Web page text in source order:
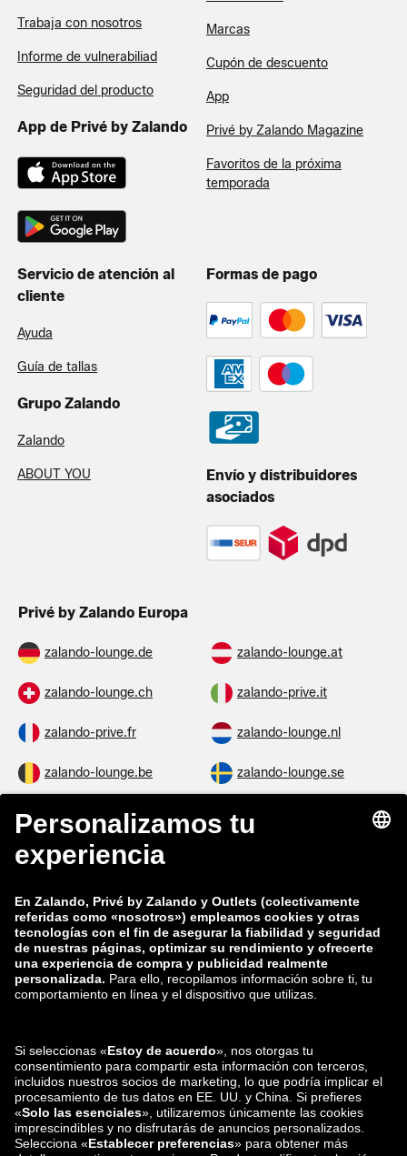
Trabaja con nosotros
Informe de vulnerabiliad
Seguridad del producto
App de Privé by Zalando
Marcas
Cupón de descuento
App
Privé by Zalando Magazine
Favoritos de la próxima
temporada
Servicio de atención al
cliente
Ayuda
Guía de tallas
Grupo Zalando
Zalando
ABOUT YOU
Formas de pago
Envío y distribuidores
asociados
Privé by Zalando Europa
zalando-lounge.de zalando-lounge.at
zalando-lounge.ch zalando-prive.it
zalando-prive.fr zalando-lounge.nl
zalando-lounge.be zalando-lounge.se
zalando-lounge.fi
zalando-lounge.co.uk
zalando-prive.es
zalando-lounge.lt zalando-lounge.sk
zalando-lounge.ro zalando-lounge.hr
zalando-lounge.lu zalando-lounge.ee
zalando-lounge.lv zalando-lounge.no